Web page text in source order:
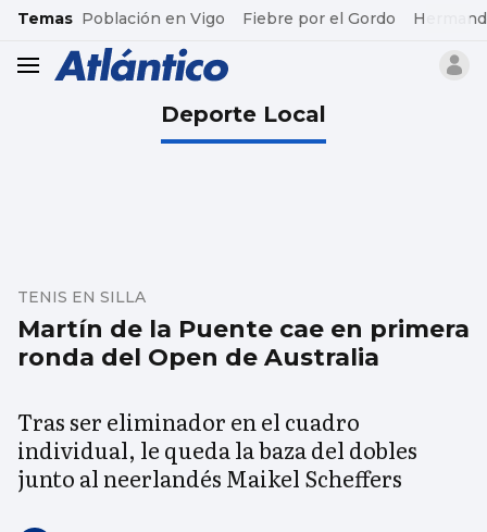
common.go-to-content
Temas Población en Vigo Fiebre por el Gordo
header.menu.open
Deporte Local
Martín de la Puente cae en primera
ronda del Open de Australia
TENIS EN SILLA
Tras ser eliminador en el cuadro
individual, le queda la baza del dobles
junto al neerlandés Maikel Scheffers